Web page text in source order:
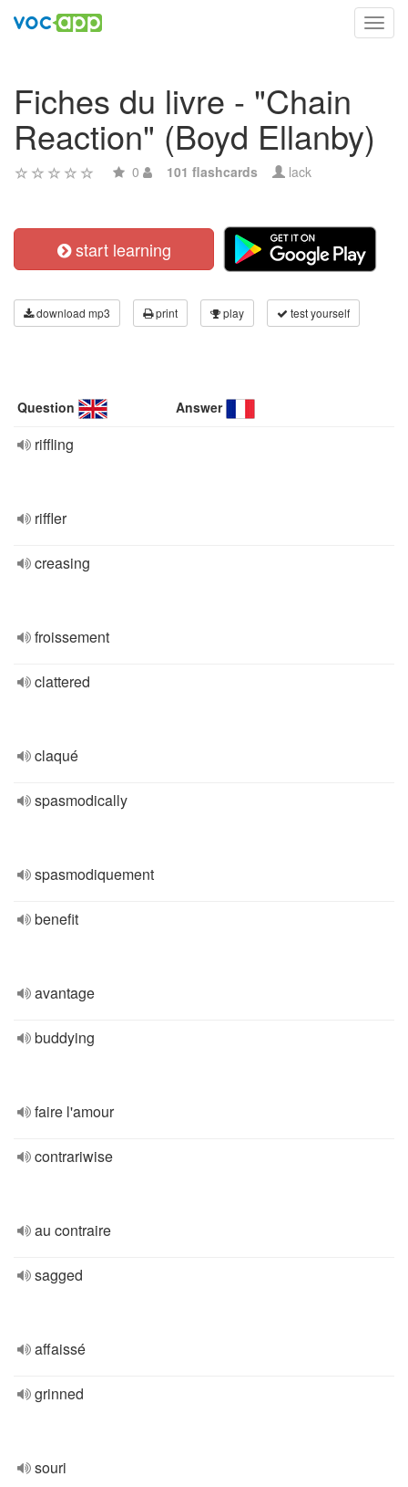
Fiches du livre - "Chain
Reaction" (Boyd Ellanby)
0 101 flashcards lack
start learning
download mp3 print play test yourself
Question Answer
riffling
riffler
creasing
froissement
clattered
claqué
spasmodically
spasmodiquement
benefit
avantage
buddying
faire l'amour
contrariwise
au contraire
sagged
affaissé
grinned
souri